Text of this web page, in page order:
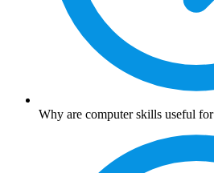
Why are computer skills useful